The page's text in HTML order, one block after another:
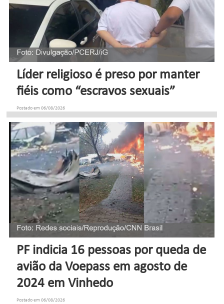
Líder religioso é preso por manter
fiéis como “escravos sexuais”
Postado em 06/08/2026
PF indicia 16 pessoas por queda de
avião da Voepass em agosto de
2024 em Vinhedo
Postado em 06/08/2026